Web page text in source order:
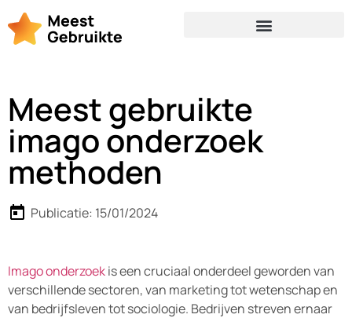
Meest gebruikte
imago onderzoek
methoden
Publicatie: 15/01/2024
Imago onderzoekis een cruciaal onderdeel geworden van
verschillende sectoren, van marketing tot wetenschap en
van bedrijfsleven tot sociologie. Bedrijven streven ernaar